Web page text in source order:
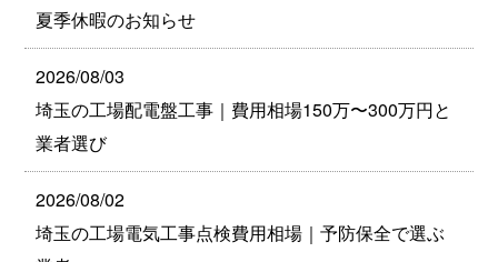
夏季休暇のお知らせ
2026/08/03
埼玉の工場配電盤工事｜費用相場150万〜300万円と
業者選び
2026/08/02
埼玉の工場電気工事点検費用相場｜予防保全で選ぶ